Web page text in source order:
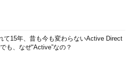
ざまな機能の追加や拡張を行う予定で
次バージョンでの組み込む予定の機能
れらのページも参照してみてくださ
する機能に対するチケットへのリンク
「具体的に、どのような実装とするの
て15年、昔も今も変わらないActive Direct
、なぜ“Active”なの？